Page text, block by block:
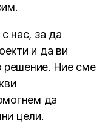
нас, за да
и да ви
решение. Ние сме
да
цели.